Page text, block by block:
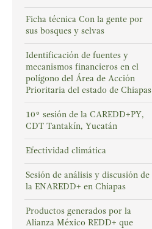
Ficha técnica Con la gente por
sus bosques y selvas
Identificación de fuentes y
mecanismos financieros en el
polígono del Área de Acción
Prioritaria del estado de Chiapas
10° sesión de la CAREDD+PY,
CDT Tantakín, Yucatán
Efectividad climática
Sesión de análisis y discusión de
la ENAREDD+ en Chiapas
Productos generados por la
Alianza México REDD+ que